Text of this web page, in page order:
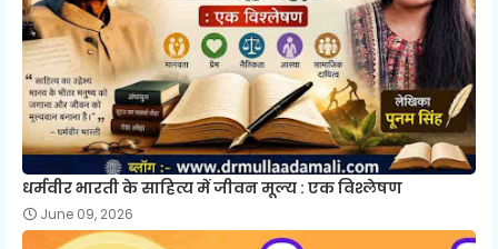
धर्मवीर भारती के साहित्य में जीवन मूल्य : एक विश्लेषण
June 09, 2026